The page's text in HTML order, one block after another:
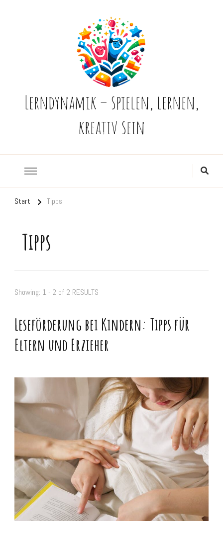
Lerndynamik – spielen, lernen,
kreativ sein
Start Tipps
Tipps
Showing: 1 - 2 of 2 RESULTS
Leseförderung bei Kindern: Tipps für
Eltern und Erzieher